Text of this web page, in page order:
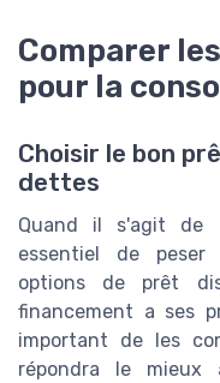
Comparer
pour la
Choisir le bon
dettes
Quand il s'agit de
essentiel de peser
options de prêt
financement a ses
important de les
répondra le mieux